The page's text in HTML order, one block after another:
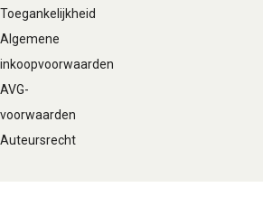
Toegankelijkheid
Algemene
inkoopvoorwaarden
AVG-
voorwaarden
Auteursrecht